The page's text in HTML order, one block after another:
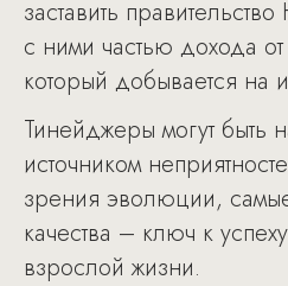
заставить
с ними частью дохода
который добывается на
Тинейджеры могут быть
источником
зрения эволюции,
качества – ключ к
взрослой жизни.